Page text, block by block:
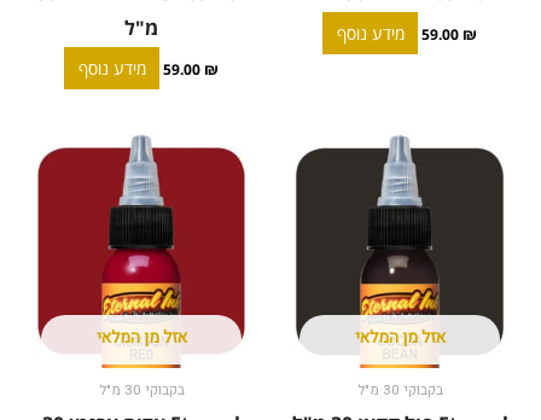
59.00 ₪ מידע נוסף
מ"ל
59.00 ₪ מידע נוסף
אזל מן המלאי
בקבוקי 30 מ"ל
אזל מן המלאי
בקבוקי 30 מ"ל